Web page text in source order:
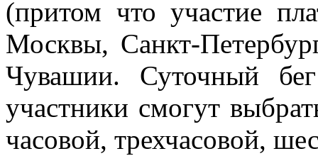
(притом что участие
Москвы, Санкт-
Чувашии. Суточный
участники смогут
часовой, трехчасовой,